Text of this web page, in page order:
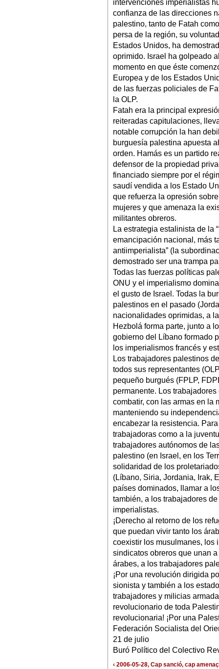
intervenciones imperialistas
confianza de las direcciones
palestino, tanto de Fatah
persa de la región, su
Estados Unidos, ha
oprimido. Israel ha golpeado
momento en que éste
Europea y de los Estados
de las fuerzas policiales de
la OLP.
Fatah era la principal
reiteradas capitulaciones,
notable corrupción la han
burguesía palestina apuesta
orden. Hamás es un partido
defensor de la propiedad
financiado siempre por el
saudí vendida a los Estado
que refuerza la opresión
mujeres y que amenaza la
militantes obreros.
La estrategia estalinista de la
emancipación nacional, más
antiimperialista” (la
demostrado ser una trampa
Todas las fuerzas políticas
ONU y el imperialismo
el gusto de Israel. Todas la
palestinos en el pasado
nacionalidades oprimidas, a
Hezbolá forma parte, junto a
gobierno del Líbano formado
los imperialismos francés y
Los trabajadores palestinos
todos sus representantes
pequeño burgués (FPLP,
permanente. Los
combatir, con las armas en la
manteniendo su
encabezar la resistencia.
trabajadoras como a la
trabajadores autónomos de
palestino (en Israel, en los
solidaridad de los
(Líbano, Siria, Jordania, Irak,
países dominados, llamar a
también, a los trabajadores
imperialistas.
¡Derecho al retorno de los
que puedan vivir tanto los
coexistir los musulmanes, los
sindicatos obreros que unan
árabes, a los trabajadores
¡Por una revolución dirigida
sionista y también a los
trabajadores y milicias
revolucionario de toda
revolucionaria! ¡Por una
Federación Socialista del
21 de julio
Buró Político del Colectivo
‹ 2006-05-28, Cap sanció, cap